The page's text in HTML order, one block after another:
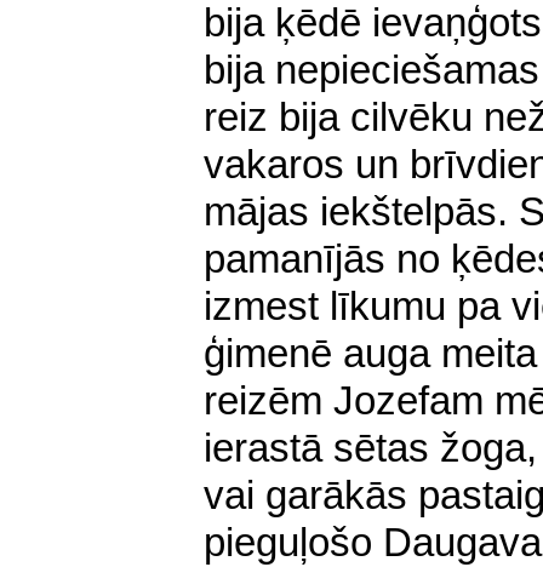
bija ķēdē
bija
reiz bija cilvēku
vakaros un
mājas iekštelpās.
pamanījās no
izmest līkumu pa
ģimenē auga
reizēm Jozefam
ierastā sētas
vai garākās
pieguļošo